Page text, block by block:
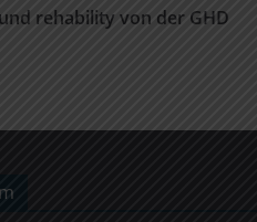
rehability von der GHD